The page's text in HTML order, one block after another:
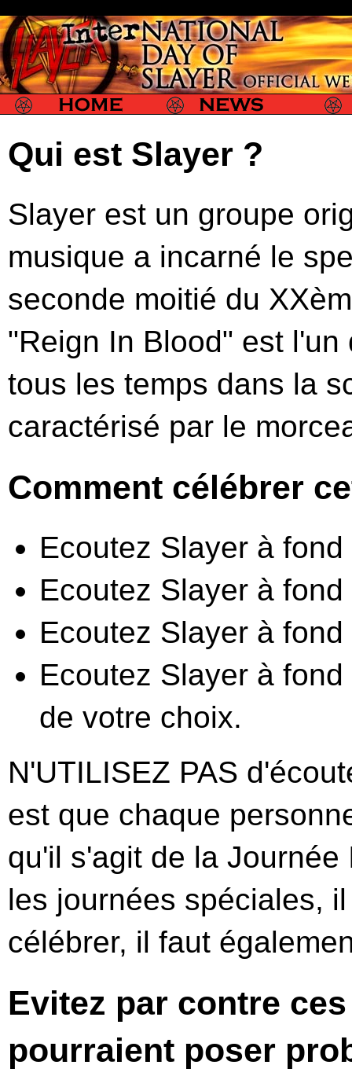
Slayer Slayer News Slayer
Qui est Slayer ?
Slayer est un groupe
musique a incarné le
seconde moitié du
"Reign In Blood" est
tous les temps dans la
caractérisé par le
Comment célébrer
Ecoutez Slayer à
Ecoutez Slayer à
Ecoutez Slayer à
Ecoutez Slayer à
de votre choix.
N'UTILISEZ PAS
est que chaque
qu'il s'agit de la
les journées spéciales,
célébrer, il faut
Evitez par contre
pourraient poser